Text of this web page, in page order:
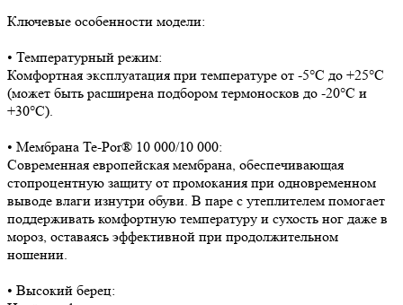
Ключевые особенности модели:
• Температурный режим:
Комфортная эксплуатация при температуре от -5°C до +25°C
(может быть расширена подбором термоносков до -20°C и
+30°C).
• Мембрана Te-Por® 10 000/10 000:
Современная европейская мембрана, обеспечивающая
стопроцентную защиту от промокания при одновременном
выводе влаги изнутри обуви. В паре с утеплителем помогает
поддерживать комфортную температуру и сухость ног даже в
мороз, оставаясь эффективной при продолжительном
ношении.
• Высокий берец: